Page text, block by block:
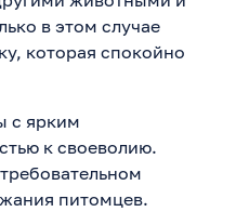
в этом случае
которая спокойно
с ярким
к своеволию.
питомцев.